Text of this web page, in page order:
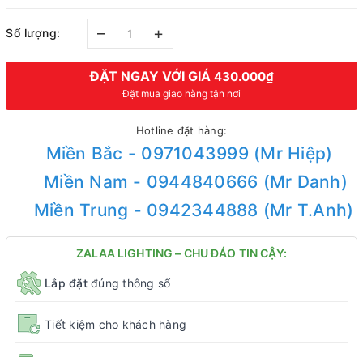
Số lượng: – +
ĐẶT NGAY VỚI GIÁ 430.000₫
Đặt mua giao hàng tận nơi
Hotline đặt hàng:
Miền Bắc - 0971043999 (Mr Hiệp)
Miền Nam - 0944840666 (Mr Danh)
Miền Trung - 0942344888 (Mr T.Anh)
ZALAA LIGHTING – CHU ĐÁO TIN CẬY:
Lắp đặtđúng thông số
Tiết kiệm cho khách hàng